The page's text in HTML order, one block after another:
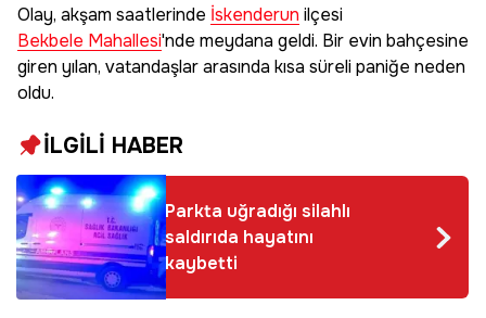
Olay, akşam saatlerinde İskenderun ilçesi
Bekbele Mahallesi'nde meydana geldi. Bir evin bahçesine
giren yılan, vatandaşlar arasında kısa süreli paniğe neden
oldu.
İLGİLİ HABER
Parkta uğradığı silahlı
saldırıda hayatını
kaybetti